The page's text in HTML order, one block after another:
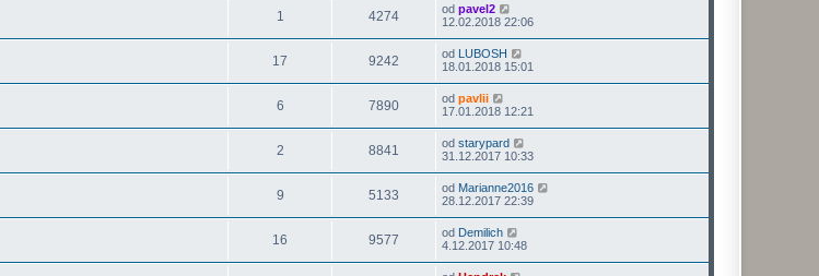
1 4274 od pavel2
12.02.2018 22:06
17 9242 od LUBOSH
18.01.2018 15:01
6 7890 od pavlii
17.01.2018 12:21
2 8841 od starypard
31.12.2017 10:33
9 5133 od Marianne2016
28.12.2017 22:39
16 9577 od Demilich
4.12.2017 10:48